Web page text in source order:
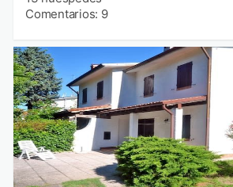
Comentarios: 9